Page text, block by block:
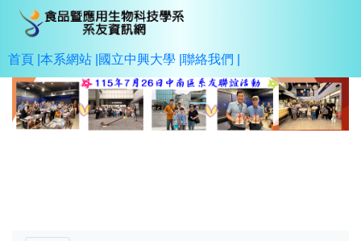
首頁 | 本系網站 | 國立中興大學 | 聯絡我們 |